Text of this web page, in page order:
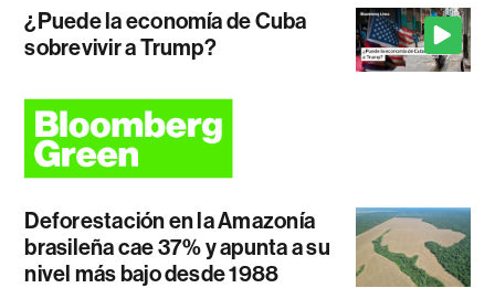
¿Puede la economía de Cuba
sobrevivir a Trump?
Deforestación en la Amazonía
brasileña cae 37% y apunta a su
nivel más bajo desde 1988